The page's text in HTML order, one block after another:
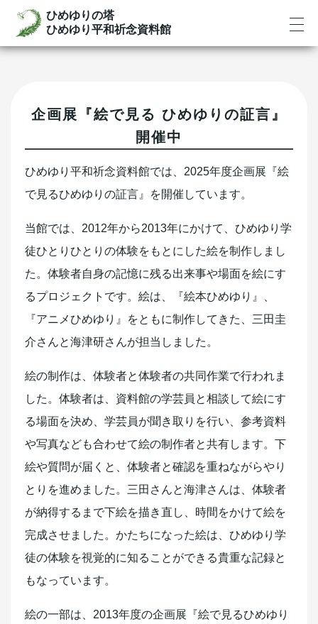
ひめゆりの塔
ひめゆり平和祈念資料館
企画展『絵で見る ひめゆりの証言』
開催中
ひめゆり平和祈念資料館では、2025年度企画展『絵
で見るひめゆりの証言』を開催しています。
当館では、2012年から2013年にかけて、ひめゆり学
徒ひとりひとりの体験をもとにした絵を制作しまし
た。体験者自身の記憶に残る出来事や場面を絵にす
るプロジェクトです。絵は、『絵本ひめゆり』、
『アニメひめゆり』をともに制作してきた、三田圭
介さんと海津研さんが担当しました。
絵の制作は、体験者と体験者の共同作業で行われま
した。体験者は、資料館の学芸員と相談して絵にす
る場面を決め、学芸員が聞き取りを行い、参考資料
や写真なども合わせて絵の制作者と共有します。下
絵や質問が届くと、体験者と確認を重ねながらやり
とりを進めました。三田さんと海津さんは、体験者
が納得するまで下絵を描き直し、時間をかけて絵を
完成させました。かたちになった絵は、ひめゆり学
徒の体験を視覚的に知ることができる貴重な記録と
もなっています。
絵の一部は、2013年度の企画展『絵で見るひめゆり